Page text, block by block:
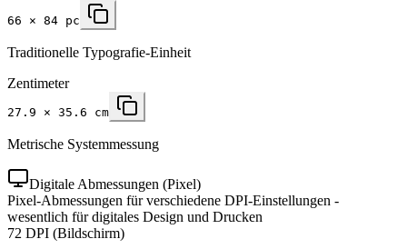
66 × 84 pc
Traditionelle Typografie-Einheit
Zentimeter
27.9 × 35.6 cm
Metrische Systemmessung
Digitale Abmessungen (Pixel)
Pixel-Abmessungen für verschiedene DPI-Einstellungen -
wesentlich für digitales Design und Drucken
72 DPI (Bildschirm)